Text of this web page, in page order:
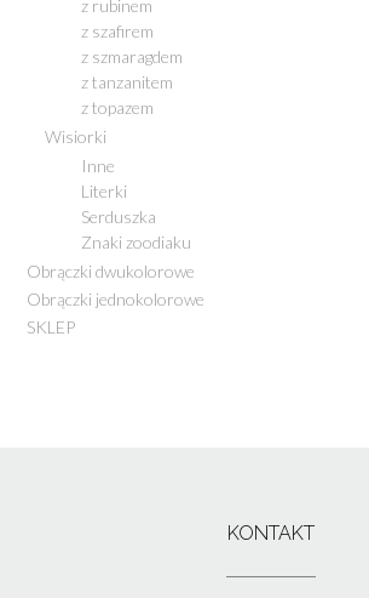
z rubinem
z szafirem
z szmaragdem
z tanzanitem
z topazem
Wisiorki
Inne
Literki
Serduszka
Znaki zoodiaku
Obrączki dwukolorowe
Obrączki jednokolorowe
SKLEP
KONTAKT